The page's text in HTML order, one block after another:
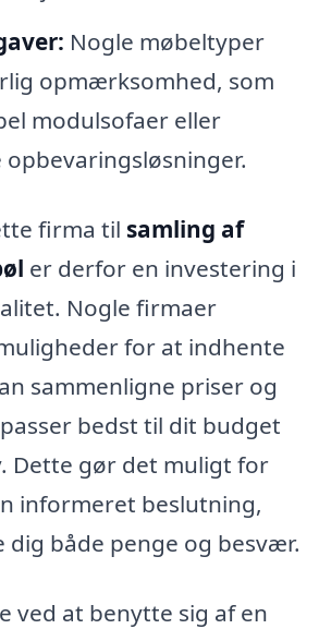
Nogle møbeltyper
opmærksomhed, som
modulsofaer eller
opbevaringsløsninger.
firma til samling af
er derfor en investering i
Nogle firmaer
for at indhente
sammenligne priser og
bedst til dit budget
Dette gør det muligt for
informeret beslutning,
dig både penge og besvær.
ved at benytte sig af en